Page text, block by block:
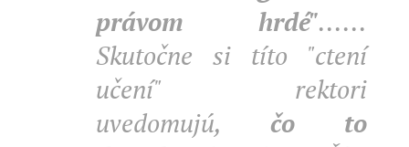
právom hrdé"......
Skutočne si títo "ctení
učení" rektori
uvedomujú, čo to